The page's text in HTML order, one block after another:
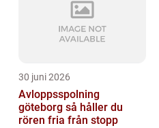
30 juni 2026
Avloppsspolning
göteborg så håller du
rören fria från stopp